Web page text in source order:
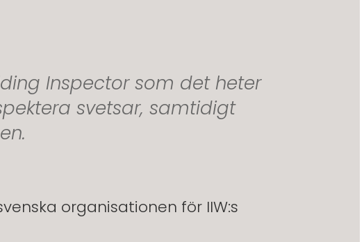
Inspector som det heter
svetsar, samtidigt
organisationen för IIW:s